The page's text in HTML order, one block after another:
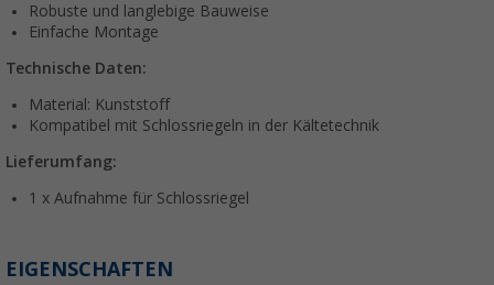
Robuste und langlebige Bauweise
Einfache Montage
Technische Daten:
Material: Kunststoff
Kompatibel mit Schlossriegeln in der Kältetechnik
Lieferumfang:
1 x Aufnahme für Schlossriegel
EIGENSCHAFTEN